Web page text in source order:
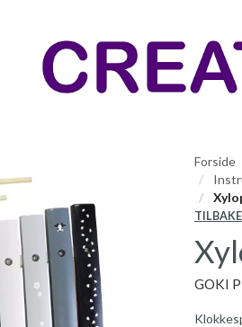
Forside
TILBAKE
GOKI